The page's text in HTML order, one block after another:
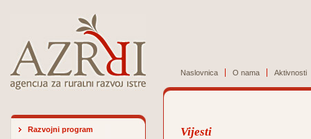
Naslovnica O nama Aktivnosti
Razvojni program Vijesti